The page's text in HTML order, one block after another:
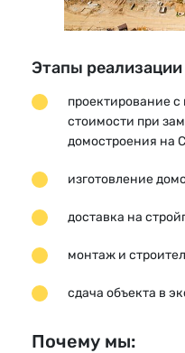
Этапы реализации
проектирование
стоимости при
домостроения на
изготовление
доставка на
монтаж и
сдача объекта в
Почему мы: